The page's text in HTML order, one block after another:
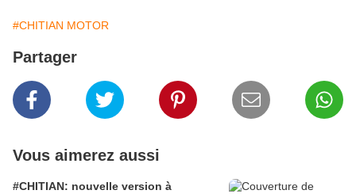
#CHITIAN MOTOR
Partager
Vous aimerez aussi
#CHITIAN: nouvelle version à